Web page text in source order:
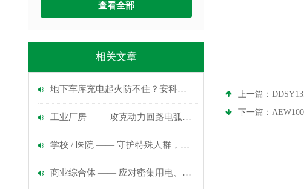
查看全部
相关文章
地下车库充电起火防不住？安科瑞AAFD筑牢车桩协同防护网
工业厂房 —— 攻克动力回路电弧、设备烧毁、停产损失痛点
学校 / 医院 —— 守护特殊人群，杜绝电弧引发的断电与火灾风险
商业综合体 —— 应对密集用电、复杂干扰下的电弧失控风险
上一篇：
下一篇：